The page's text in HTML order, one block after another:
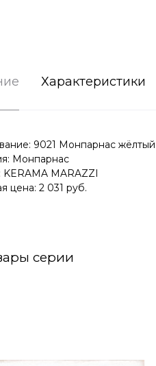
Характеристики
9021 Монпарнас жёлтый
Монпарнас
MARAZZI
цена: 2 031 руб.
серии